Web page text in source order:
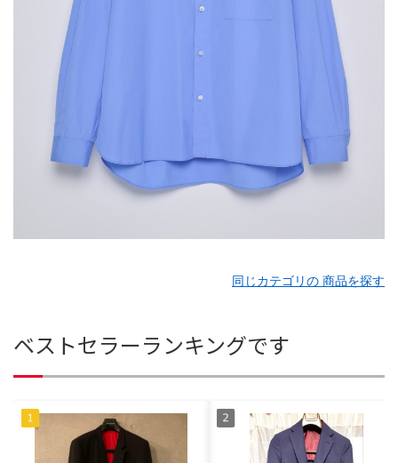
同じカテゴリの 商品を探す
ベストセラーランキングです